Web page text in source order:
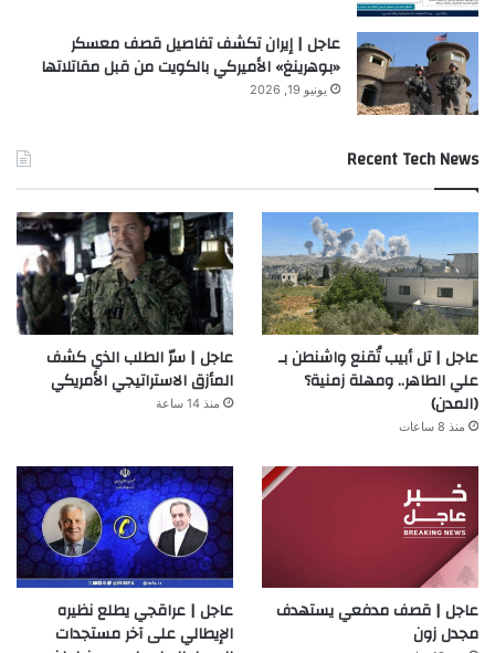
عاجل | إيران تكشف تفاصيل قصف معسكر
«بوهرينغ» الأميركي بالكويت من قبل مقاتلاتها
يونيو 19, 2026
Recent Tech News
عاجل | تل أبيب تُقنع واشنطن بـ
علي الطاهر.. ومهلة زمنية؟
(المدن)
منذ 8 ساعات
عاجل | سرّ الطلب الذي كشف
المأزق الاستراتيجي الأمريكي
منذ 14 ساعة
عاجل | قصف مدفعي يستهدف
مجدل زون
عاجل | عراقجي يطلع نظيره
الإيطالي على آخر مستجدات